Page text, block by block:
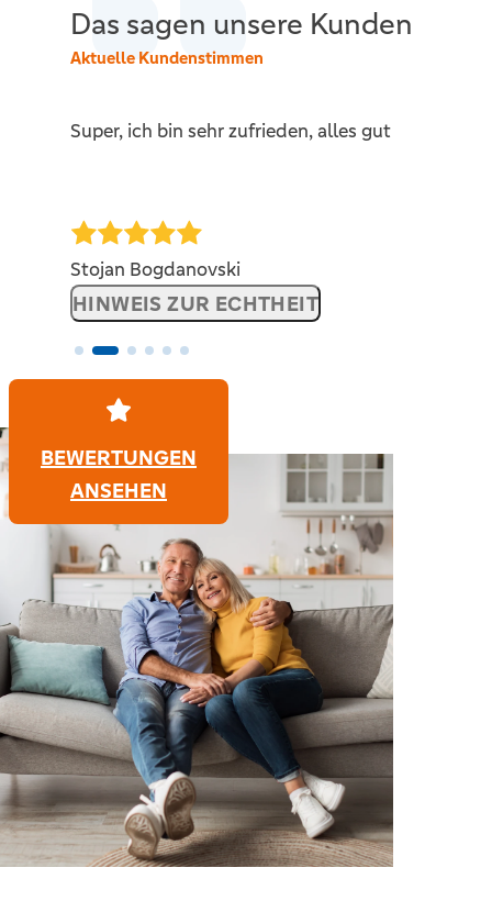
Das sagen unsere Kunden
Aktuelle Kundenstimmen
Super, ich bin sehr zufrieden, alles gut
Stojan Bogdanovski
HINWEIS ZUR ECHTHEIT
BEWERTUNGEN
ANSEHEN